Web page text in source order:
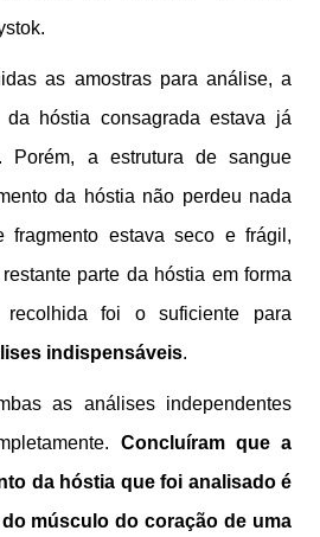
as amostras para análise, a
hóstia consagrada estava já
Porém, a estrutura de sangue
da hóstia não perdeu nada
fragmento estava seco e frágil,
parte da hóstia em forma
foi o suficiente para
indispensáveis.
as análises independentes
Concluíram que a
da hóstia que foi analisado é
músculo do coração de uma